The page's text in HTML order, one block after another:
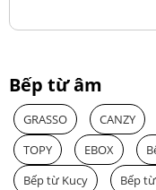
Bếp từ âm
GRASSO CANZY
TOPY
EBOX
Bếp từ Kucy
Bếp